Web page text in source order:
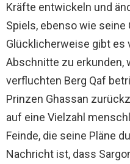
Kräfte entwickeln und
Spiels, ebenso wie seine
Glücklicherweise gibt es
Abschnitte zu erkunden,
verfluchten Berg Qaf
Prinzen Ghassan
auf eine Vielzahl
Feinde, die seine Pläne
Nachricht ist, dass